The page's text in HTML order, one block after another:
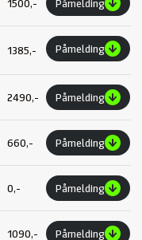
1500,- Påmelding
1385,- Påmelding
2490,- Påmelding
660,- Påmelding
0,- Påmelding
1090,- Påmelding